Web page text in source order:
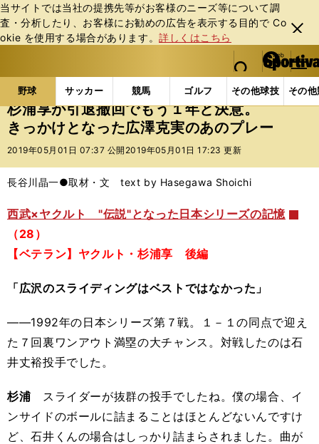
当サイトでは当社の提携先等がお客様のニーズ等について調
査・分析したり、お客様にお勧めの広告を表⽰する⽬的で Co
okie を使⽤する場合があります。詳しくはこちら
閉じ
る
web Sportiva (webスポルティーバ)
検索
マイペ
ー
ジ
メニュ
野球 サッカー 競馬 ゴルフ その他球技 その
b
ス
ポ
ル
バ
野球の記事一覧 プロ野球 杉浦享が引退撤回でもう
杉浦享が引退撤回でもう１年と決意。
きっかけとなった広澤克実のあのプレー
2019年05月01日 07:37 公開 2019年05月01日 17:23 更新
長谷川晶一●取材・文 text by Hasegawa Shoichi
西武×ヤクルト "伝説"となった日本シリーズの記憶
（28）
【ベテラン】ヤクルト・杉浦享 後編
「広沢のスライディングはベストではなかった」
――1992年の日本シリーズ第７戦。１－１の同点で迎え
た７回裏ワンアウト満塁の大チャンス。対戦したのは石
井丈裕投手でした。
杉浦 スライダーが抜群の投手でしたね。僕の場合、イ
ンサイドのボールに詰まることはほとんどないんですけ
ど、石井くんの場合はしっかり詰まらされました。曲が